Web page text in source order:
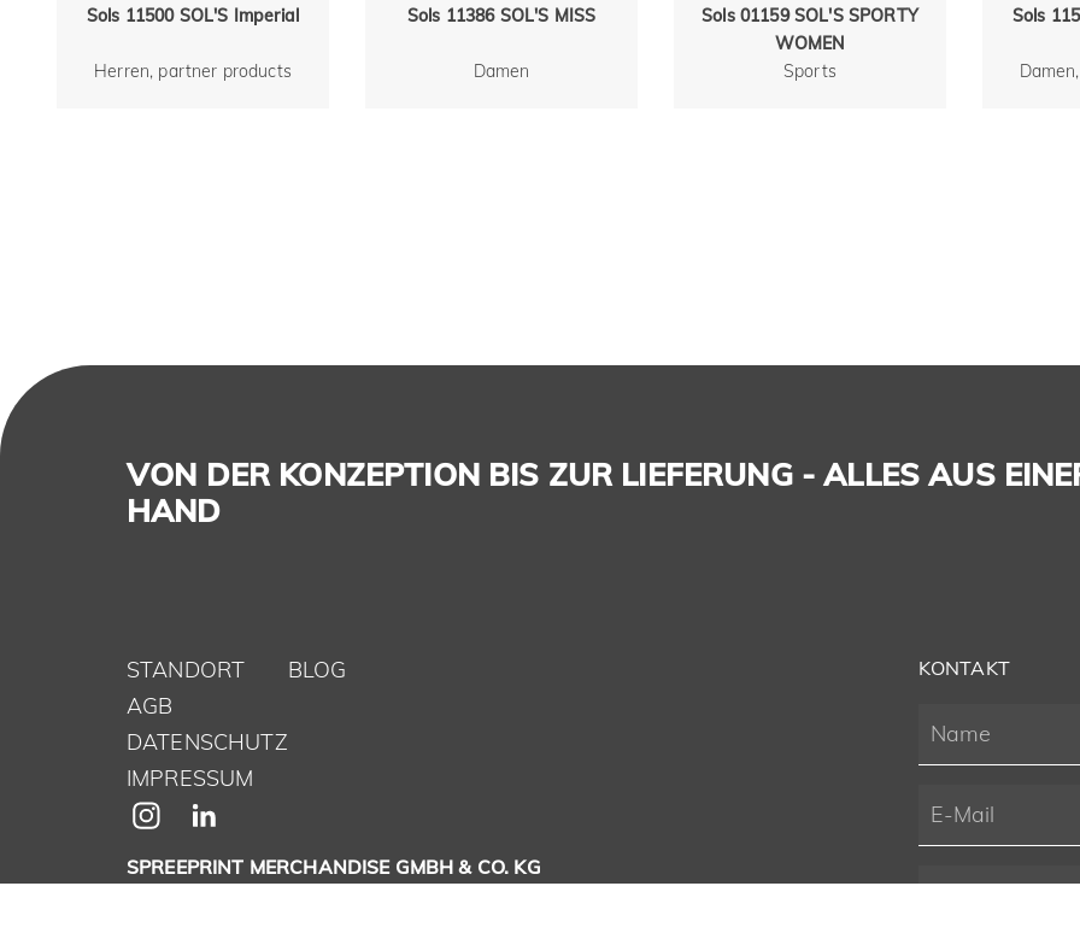
Sols 11500 SOL'S Imperial
Herren, partner products
Sols 11386 SOL'S MISS
Damen
Sols 01159 SOL'S SPORTY
WOMEN
Sports
Sols
VON DER KONZEPTION BIS ZUR LIEFERUNG - ALLES AUS
HAND
STANDORT
AGB
DATENSCHUTZ
IMPRESSUM
BLOG
SPREEPRINT MERCHANDISE GMBH & CO. KG
KONTAKT